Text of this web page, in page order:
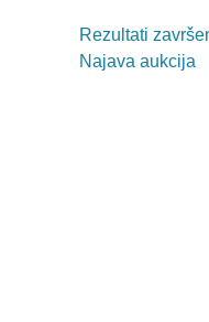
Rezultati
Najava aukcija